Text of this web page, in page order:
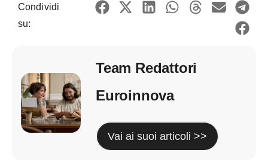
Condividi
su:
Team Redattori
Euroinnova
Vai ai suoi articoli >>